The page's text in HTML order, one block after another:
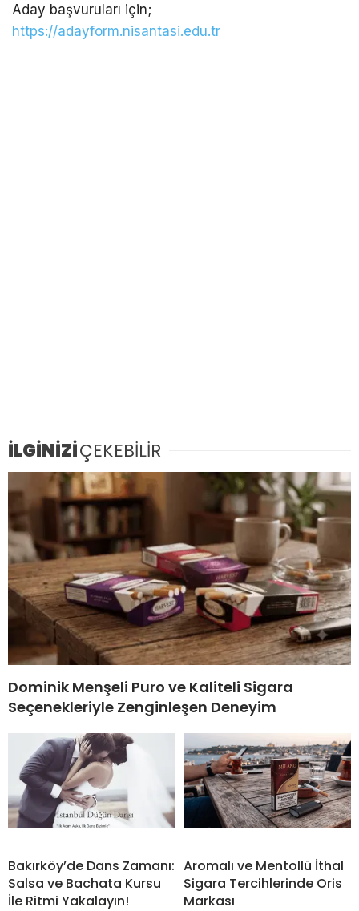
Aday başvuruları için;
https://adayform.nisantasi.edu.tr
İLGİNİZİÇEKEBİLİR
Dominik Menşeli Puro ve Kaliteli Sigara
Seçenekleriyle Zenginleşen Deneyim
Bakırköy’de Dans Zamanı:
Salsa ve Bachata Kursu
İle Ritmi Yakalayın!
Aromalı ve Mentollü İthal
Sigara Tercihlerinde Oris
Markası